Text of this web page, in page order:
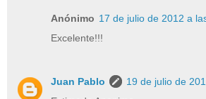
Anónimo 17 de julio de 2012 a
Excelente!!!
Juan Pablo
19 de julio de